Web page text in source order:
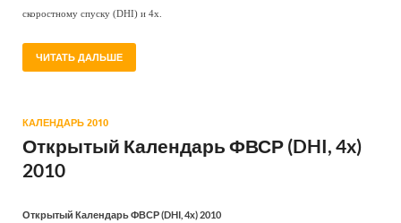
скоростному спуску (DHI) и 4х.
ЧИТАТЬ ДАЛЬШЕ
КАЛЕНДАРЬ 2010
Открытый Календарь ФВСР (DHI, 4x)
2010
Открытый Календарь ФВСР (DHI, 4x) 2010